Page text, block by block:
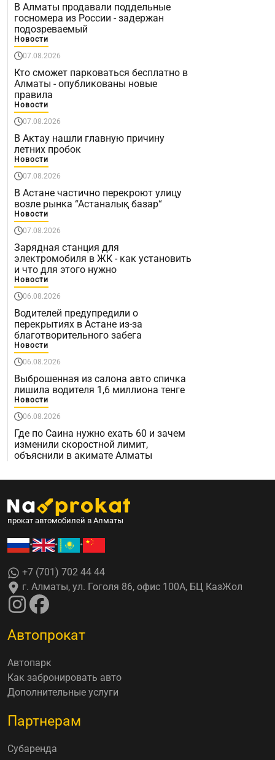
В Алматы продавали поддельные
госномера из России - задержан
подозреваемый
Новости
07.08.2026
Кто сможет парковаться бесплатно в
Алматы - опубликованы новые
правила
Новости
07.08.2026
В Актау нашли главную причину
летних пробок
Новости
07.08.2026
В Астане частично перекроют улицу
возле рынка “Астаналық базар“
Новости
07.08.2026
Зарядная станция для
электромобиля в ЖК - как установить
и что для этого нужно
Новости
06.08.2026
Водителей предупредили о
перекрытиях в Астане из-за
благотворительного забега
Новости
06.08.2026
Выброшенная из салона авто спичка
лишила водителя 1,6 миллиона тенге
Новости
06.08.2026
Где по Саина нужно ехать 60 и зачем
изменили скоростной лимит,
объяснили в акимате Алматы
прокат автомобилей в Алматы
• • •
+7 (701) 702 44 44
г. Алматы, ул. Гоголя 86, офис 100А, БЦ КазЖол
Автопрокат
Автопарк
Как забронировать авто
Дополнительные услуги
Партнерам
Субаренда